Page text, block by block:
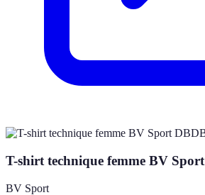
T-shirt technique femme BV
BV Sport